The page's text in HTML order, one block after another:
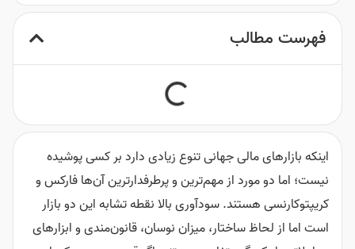
فهرست مطالب
اینکه بازارهای مالی جهانی تنوع زیادی دارد بر کسی پوشیده
نیست؛ اما دو مورد از مهم‌ترین و پرطرفدارترین آن‌ها فارکس و
کریپتوکارنسی هستند. سودآوری بالا نقطه تشابه این دو بازار
است اما از لحاظ ساختار، میزان نوسان، قانون‌مندی و ابزارهای